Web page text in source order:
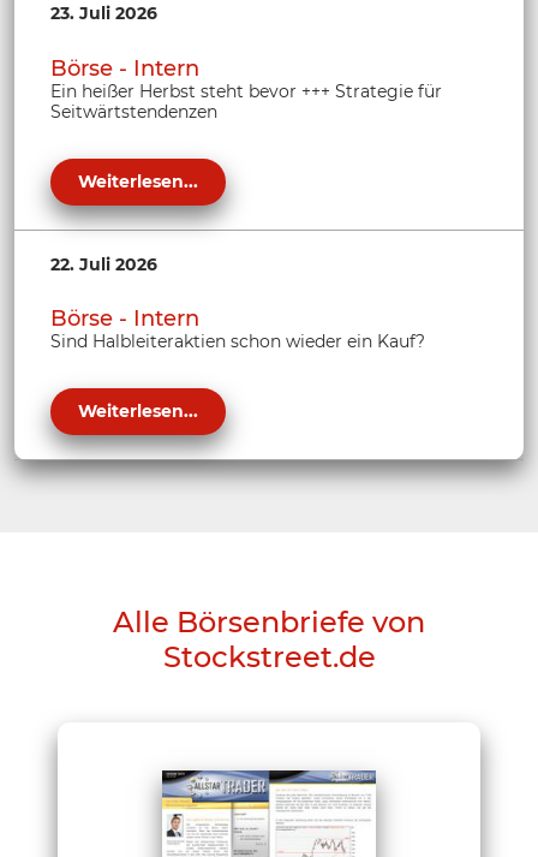
23. Juli 2026
Börse - Intern
Ein heißer Herbst steht bevor +++ Strategie für
Seitwärtstendenzen
Weiterlesen...
22. Juli 2026
Börse - Intern
Sind Halbleiteraktien schon wieder ein Kauf?
Weiterlesen...
Alle Börsenbriefe von
Stockstreet.de